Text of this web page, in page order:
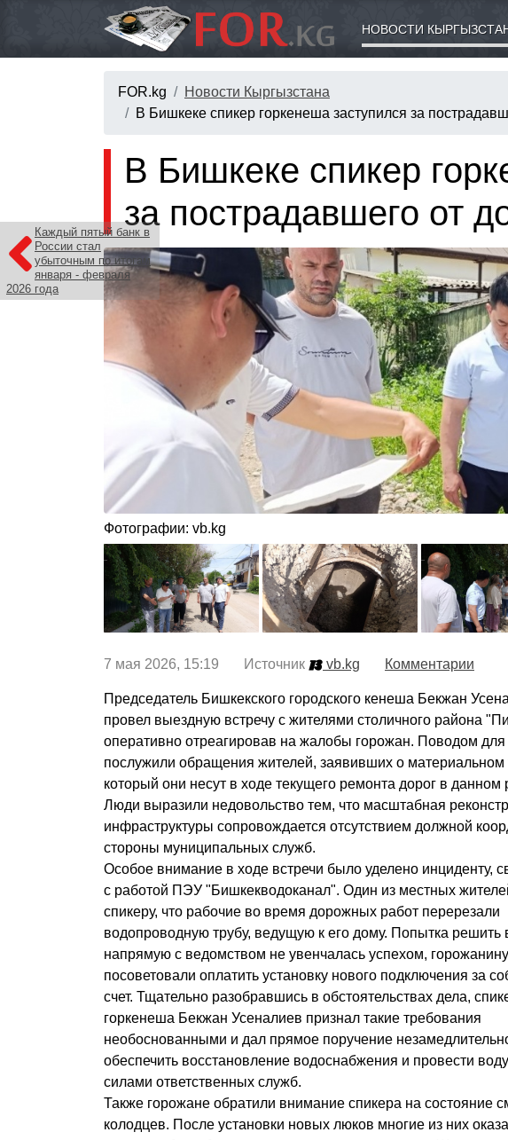
НОВОСТИ
FOR.kg
Новости Кыргызстана
В Бишкеке спикер горкенеша заступился за
Каждый пятый банк в
России стал
убыточным по итогам
января - февраля
2026 года
В Бишкеке спикер
за пострадавшего от
Фотографии: vb.kg
7 мая 2026, 15:19 Источник vb.kg Комментарии
Председатель Бишкекского городского кенеша Бекжан
провел выездную встречу с жителями столичного района
оперативно отреагировав на жалобы горожан. Поводом для
послужили обращения жителей, заявивших о
который они несут в ходе текущего ремонта дорог в данном
Люди выразили недовольство тем, что масштабная
инфраструктуры сопровождается отсутствием должной
стороны муниципальных служб.
Особое внимание в ходе встречи было уделено инциденту,
с работой ПЭУ "Бишкекводоканал". Один из местных
спикеру, что рабочие во время дорожных работ перерезали
водопроводную трубу, ведущую к его дому. Попытка решить
напрямую с ведомством не увенчалась успехом, горожанину
посоветовали оплатить установку нового подключения за
счет. Тщательно разобравшись в обстоятельствах дела,
горкенеша Бекжан Усеналиев признал такие требования
необоснованными и дал прямое поручение
обеспечить восстановление водоснабжения и провести
силами ответственных служб.
Также горожане обратили внимание спикера на состояние
колодцев. После установки новых люков многие из них